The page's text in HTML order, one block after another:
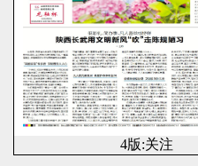
4版:关注